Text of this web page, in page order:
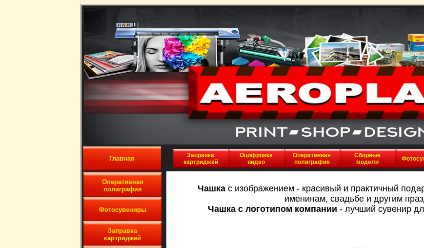
Главная
Заправка
картриджей
Оцифровка
видео
Оперативная
полиграфия
Сборные
модели
Оперативная
полиграфия
Фотосувениры
Заправка
картриджей
Чашка с изображением - красивый и практичный
именинам, свадьбе и другим
Чашка с логотипом компании - лучший сувенир